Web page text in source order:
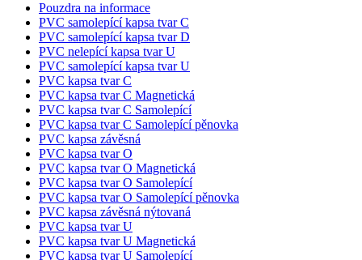
Pouzdra na informace
PVC samolepící kapsa tvar C
PVC samolepící kapsa tvar D
PVC nelepící kapsa tvar U
PVC samolepící kapsa tvar U
PVC kapsa tvar C
PVC kapsa tvar C Magnetická
PVC kapsa tvar C Samolepící
PVC kapsa tvar C Samolepící pěnovka
PVC kapsa závěsná
PVC kapsa tvar O
PVC kapsa tvar O Magnetická
PVC kapsa tvar O Samolepící
PVC kapsa tvar O Samolepící pěnovka
PVC kapsa závěsná nýtovaná
PVC kapsa tvar U
PVC kapsa tvar U Magnetická
PVC kapsa tvar U Samolepící